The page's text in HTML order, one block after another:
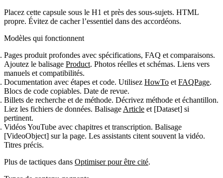
Placez cette capsule sous le H1 et près des sous‑sujets. HTML
propre. Évitez de cacher l’essentiel dans des accordéons.
Modèles qui fonctionnent
Pages produit profondes avec spécifications, FAQ et comparaisons.
Ajoutez le balisage Product. Photos réelles et schémas. Liens vers
manuels et compatibilités.
Documentation avec étapes et code. Utilisez HowTo et FAQPage.
Blocs de code copiables. Date de revue.
Billets de recherche et de méthode. Décrivez méthode et échantillon.
Liez les fichiers de données. Balisage Article et [Dataset] si
pertinent.
Vidéos YouTube avec chapitres et transcription. Balisage
[VideoObject] sur la page. Les assistants citent souvent la vidéo.
Titres précis.
Plus de tactiques dans Optimiser pour être cité.